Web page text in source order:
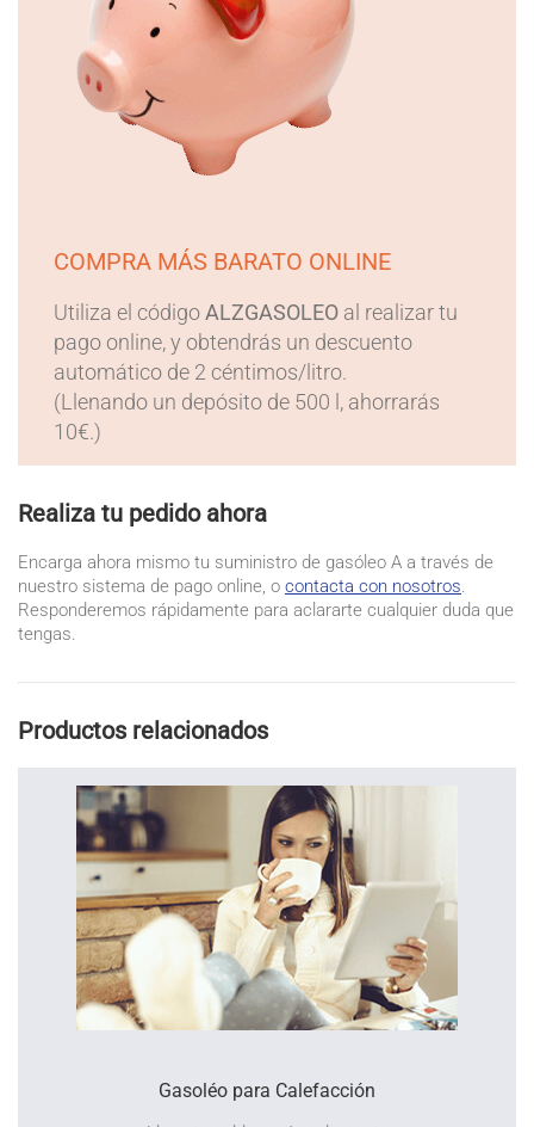
COMPRA MÁS BARATO ONLINE
Utiliza el códigoALZGASOLEO al realizar tu
pago online, y obtendrás un descuento
automático de 2 céntimos/litro.
(Llenando un depósito de 500 l, ahorrarás
10€.)
Realiza tu pedido ahora
Encarga ahora mismo tu suministro de gasóleo A a través de
nuestro sistema de pago online, o contacta con nosotros.
Responderemos rápidamente para aclararte cualquier duda que
tengas.
Productos relacionados
Gasoléo para Calefacción